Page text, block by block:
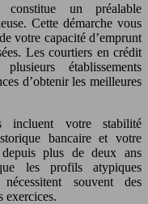
un préalable
Cette démarche vous
de votre capacité d’emprunt
Les courtiers en crédit
établissements
d’obtenir les meilleures
incluent votre stabilité
bancaire et votre
plus de deux ans
les profils atypiques
nécessitent souvent des
exercices.